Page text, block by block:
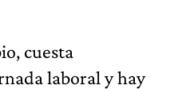
cuesta
laboral y hay